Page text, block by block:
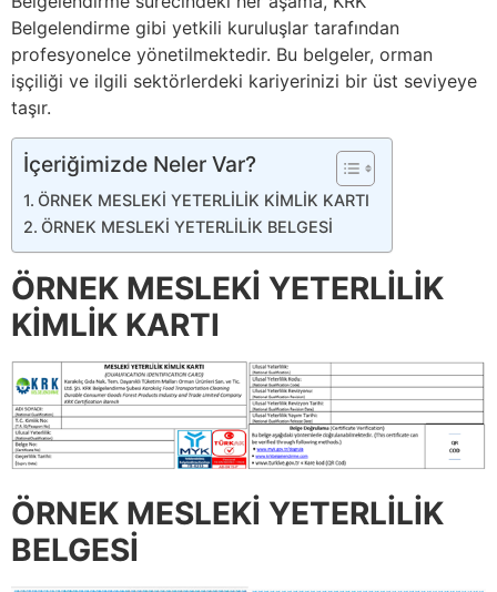
Belgelendirme gibi yetkili kuruluşlar tarafından
profesyonelce yönetilmektedir. Bu belgeler, orman
işçiliği ve ilgili sektörlerdeki kariyerinizi bir üst seviyeye
taşır.
İçeriğimizde Neler Var?
ÖRNEK MESLEKİ YETERLİLİK KİMLİK KARTI
ÖRNEK MESLEKİ YETERLİLİK BELGESİ
ÖRNEK MESLEKİ YETERLİLİK
KİMLİK KARTI
ÖRNEK MESLEKİ YETERLİLİK
BELGESİ